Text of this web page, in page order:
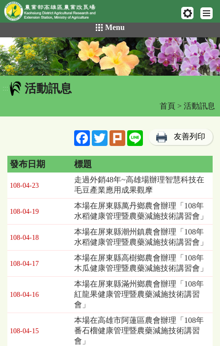
網頁置頂
到
主
要
內
容
區
Menu
::: 活動訊息
首頁 > 活動訊息
FacebookTwitterPlurk Line 友善列印
動
訊
息
欄
位
依
發
日
標
發布日期 標題
108-04-23
走過外銷48年~高雄場辦理智慧科技在
毛豆產業應用成果觀摩
108-04-19
本場在屏東縣萬丹鄉農會辦理「108年
水稻健康管理暨農藥減施技術講習會」
108-04-18
本場在屏東縣潮州鎮農會辦理「108年
水稻健康管理暨農藥減施技術講習會」
108-04-17
本場在屏東縣高樹鄉農會辦理「108年
木瓜健康管理暨農藥減施技術講習會」
108-04-16
本場在屏東縣滿州鄉農會辦理「108年
紅龍果健康管理暨農藥減施技術講習
會」
108-04-15
本場在高雄市阿蓮區農會辦理「108年
番石榴健康管理暨農藥減施技術講習
會」